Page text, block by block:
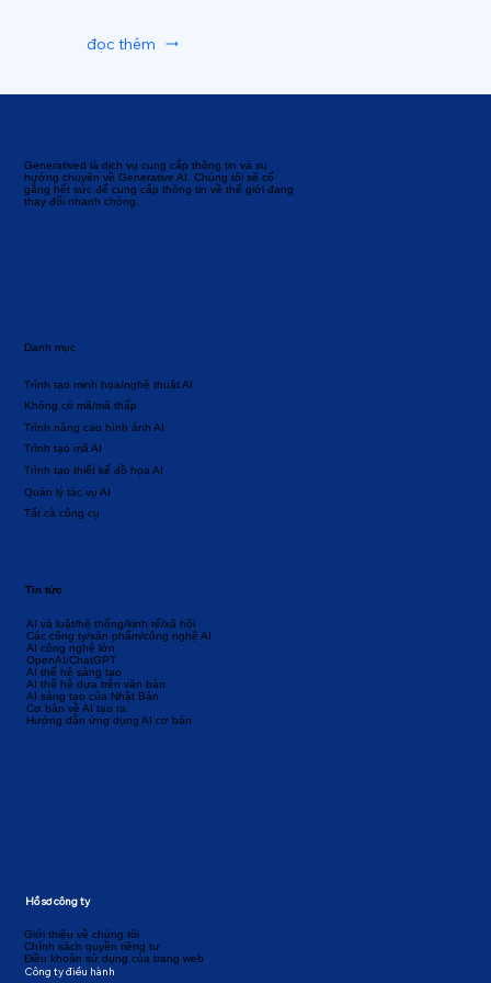
Generatived là dịch vụ cung cấp thông tin và xu
hướng chuyên về Generative AI. Chúng tôi sẽ cố
gắng hết sức để cung cấp thông tin về thế giới đang
thay đổi nhanh chóng.
Danh mục
Tất cả công cụ
Quản lý tác vụ AI
Trình tạo thiết kế đồ họa AI
Không có mã/mã thấp
Trình tạo mã AI
Trình nâng cao hình ảnh AI
Trình tạo minh họa/nghệ thuật AI
AI và luật/hệ thống/kinh tế/xã hội
Các công ty/sản phẩm/công nghệ AI
AI công nghệ lớn
OpenAI/ChatGPT
AI thế hệ sáng tạo
AI thế hệ dựa trên văn bản
AI sáng tạo của Nhật Bản
Cơ bản về AI tạo ra
Hướng dẫn ứng dụng AI cơ bản
Tin tức
Giới thiệu về chúng tôi
Chính sách quyền riêng tư
Điều khoản sử dụng của trang web
Công ty điều hành
Hồ sơ công ty
đọc thêm